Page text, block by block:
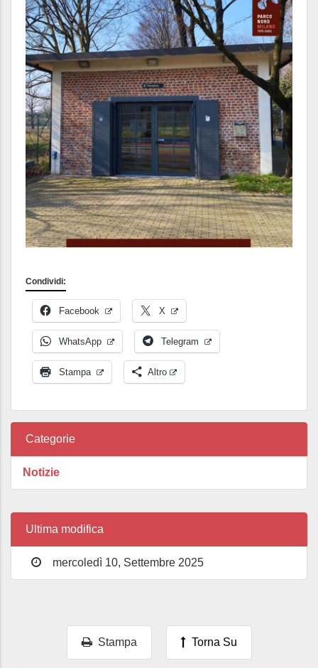
Condividi:
Facebook X
WhatsApp Telegram
Stampa Altro
Categorie
Notizie
Ultima modifica
mercoledì 10, Settembre 2025
Stampa Torna Su